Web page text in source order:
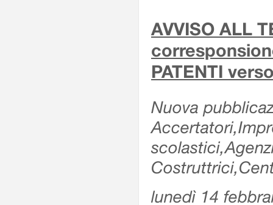
AVVISO ALL
PATENTI
Nuova
lunedì 14